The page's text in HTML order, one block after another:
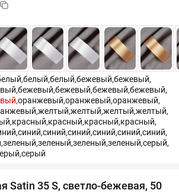
белый,белый,бежевый,бежевый,
бежевый,бежевый,бежевый,бежевый,
оранжевый,оранжевый,оранжевый,
желтый,желтый,желтый,желтый,
красный,красный,красный,красный,
синий,синий,синий,синий,синий,синий,
зеленый,зеленый,зеленый,зеленый,серый,
серый
Satin 35 S, светло-бежевая, 50